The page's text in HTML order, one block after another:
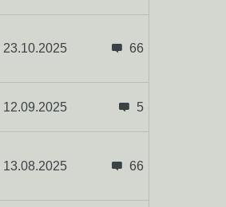
66
23.10.2025
5
12.09.2025
66
13.08.2025